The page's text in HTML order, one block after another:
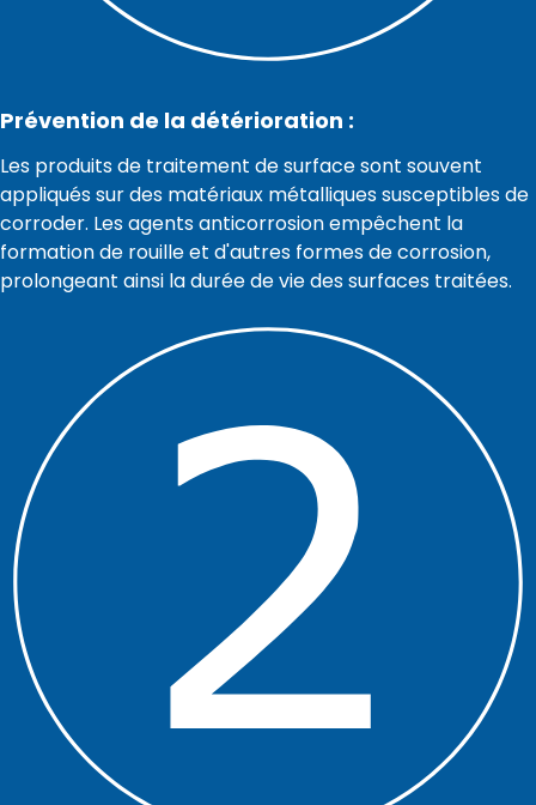
Prévention de la détérioration :
Les produits de traitement de surface sont souvent
appliqués sur des matériaux métalliques susceptibles de
corroder. Les agents anticorrosion empêchent la
formation de rouille et d'autres formes de corrosion,
prolongeant ainsi la durée de vie des surfaces traitées.